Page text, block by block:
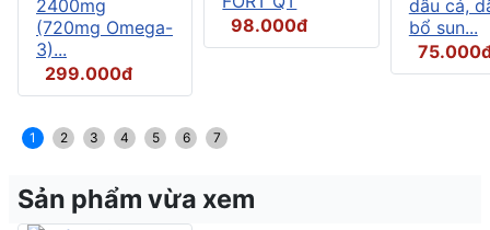
2400mg
(720mg Omega-
3)...
299.000đ
98.000đ
dầu cá,
bổ sun...
1 2 3 4 5 6 7
Sản phẩm vừa xem